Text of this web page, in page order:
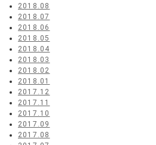
2018.08
2018.07
2018.06
2018.05
2018.04
2018.03
2018.02
2018.01
2017.12
2017.11
2017.10
2017.09
2017.08